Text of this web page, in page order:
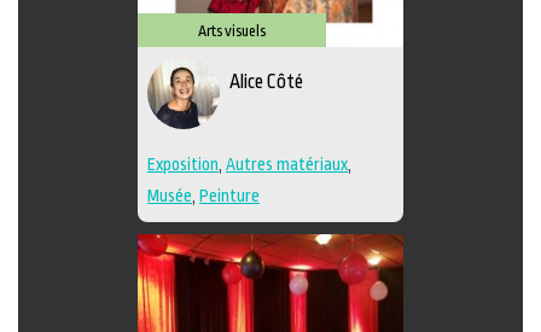
Arts visuels
Alice Côté
Exposition Autres matériaux
Musée Peinture